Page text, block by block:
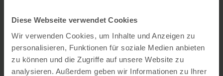
Diese Webseite verwendet Cookies
Wir verwenden Cookies, um Inhalte und Anzeigen zu
personalisieren, Funktionen für soziale Medien anbieten
zu können und die Zugriffe auf unsere Website zu
analysieren. Außerdem geben wir Informationen zu Ihrer